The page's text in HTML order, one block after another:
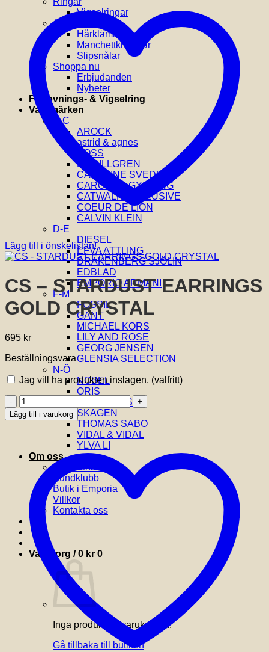
Vigselringar
Accessoarer
Hårklämmor
Manchettknappar
Slipsnålar
Shoppa nu
Erbjudanden
Nyheter
Förlovnings- & Vigselring
Varumärken
A-C
AROCK
astrid & agnes
BOSS
BY BILLGREN
CAROLINE SVEDBOM
CAROLINA GYNNING
CATWALK EXCLUSIVE
COEUR DE LION
CALVIN KLEIN
D-E
DIESEL
EFVA ATTLING
DRAKENBERG SJÖLIN
EDBLAD
EMPORIO ARMANI
F-M
FOSSIL
GANT
MICHAEL KORS
LILY AND ROSE
GEORG JENSEN
GLENSIA SELECTION
N-Ö
NOBEL
ORIS
SIF JAKOBS
SKAGEN
THOMAS SABO
VIDAL & VIDAL
YLVA LI
Om oss
Om Glensia
Kundklubb
Butik i Emporia
Villkor
Kontakta oss
Varukorg /0 kr 0
Inga produkter i varukorgen.
Gå tillbaka till butiken
Lägg till i önskelistan!
CS – STARDUST EARRINGS
GOLD CRYSTAL
695 kr
Beställningsvara
Jag vill ha produkten inslagen. (valfritt)
CS
-
STARDUST
EARRINGS
CRYSTAL
mängd
Lägg till i varukorg